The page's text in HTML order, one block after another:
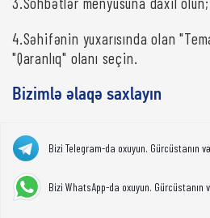
4.Səhifənin yuxarısında olan
"Qaranlıq" olanı seçin.
Bizimlə əlaqə saxlayın
Bizi Telegram-da oxuyun. Gürcüstanın
Bizi WhatsApp-da oxuyun. Gürcüstanın